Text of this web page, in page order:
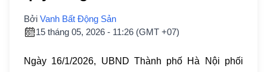
Bởi Vanh Bất Động Sản
15 tháng 05, 2026 - 11:26 (GMT +07)
Ngày 16/1/2026, UBND Thành phố Hà Nội phối